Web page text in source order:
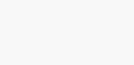
“uff de Gemeende”,